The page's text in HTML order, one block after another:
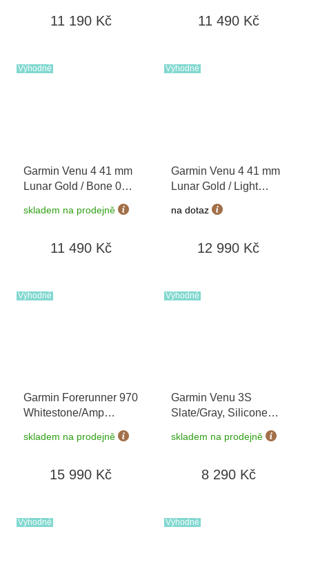
11 190 Kč 11 490 Kč
Výhodné
Garmin Venu 4 41 mm
Lunar Gold / Bone 010-
skladem na prodejně
11 490 Kč
Výhodné
Garmin Venu 4 41 mm
Lunar Gold / Light
Sand 010-03013-03 +
náhradní řemínek
na dotaz
12 990 Kč
Výhodné
Garmin Forerunner 970
Whitestone/Amp
Yellow 010-02969-11
možnost výměny do 90
skladem na prodejně
15 990 Kč
Výhodné
Garmin Venu 3S
Slate/Gray, Silicone
skladem na prodejně
8 290 Kč
Výhodné Výhodné